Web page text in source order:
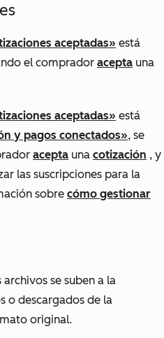
aceptadas» está
el comprador acepta una
aceptadas» está
y pagos conectados», se
acepta una cotización , y
las suscripciones para la
sobre cómo gestionar
se suben a la
o descargados de la
original.